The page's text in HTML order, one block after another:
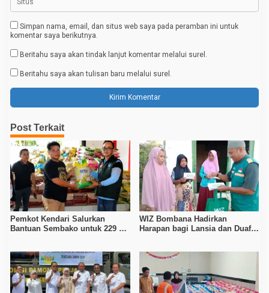
Simpan nama, email, dan situs web saya pada peramban ini untuk
komentar saya berikutnya.
Beritahu saya akan tindak lanjut komentar melalui surel.
Beritahu saya akan tulisan baru melalui surel.
Post Terkait
Pemkot Kendari Salurkan
Bantuan Sembako untuk 229 KK
WIZ Bombana Hadirkan
Harapan bagi Lansia dan Duafa